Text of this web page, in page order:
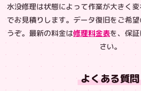
水没修理は状態によって作業が大きく
でお見積りします。データ復旧をご希
うぞ。最新の料金は修理料金表を、保証
さい。
よくある質問